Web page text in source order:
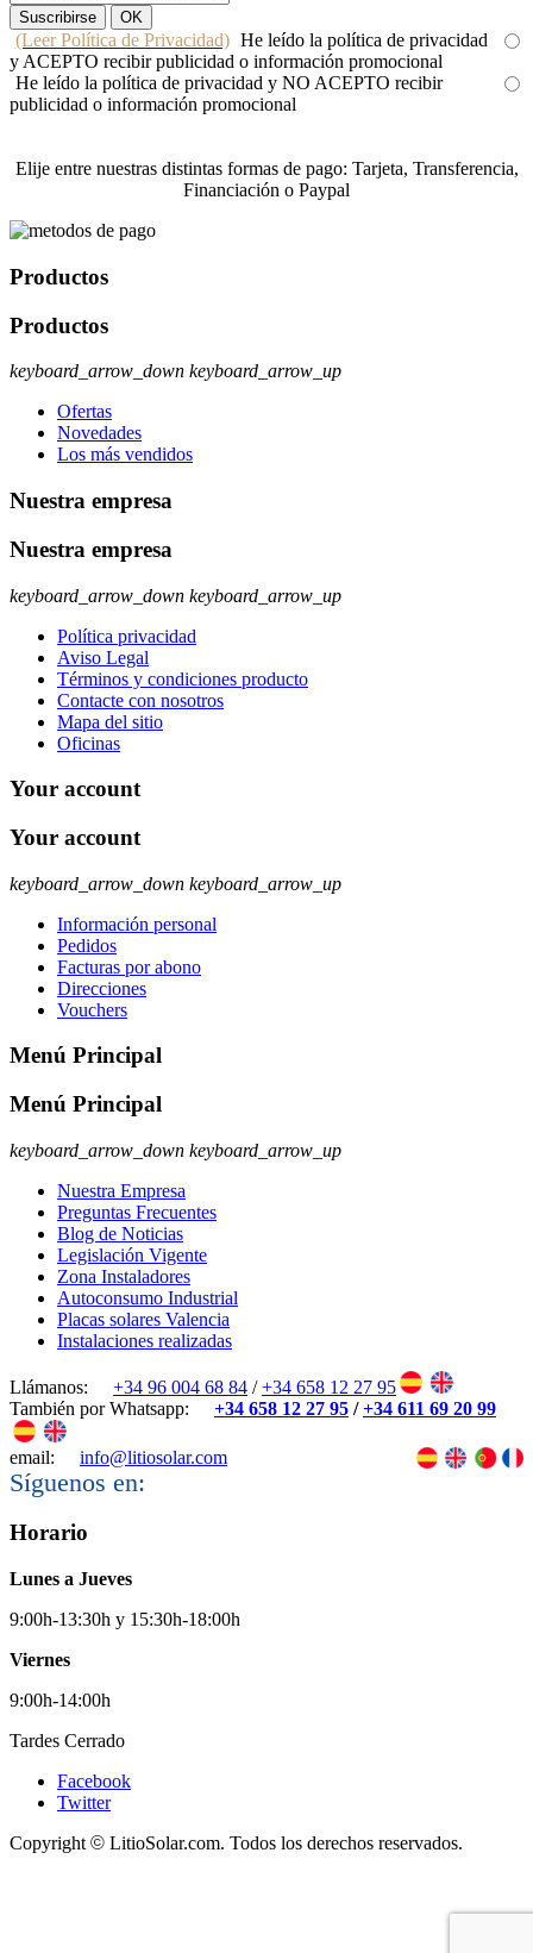
(Leer Política de Privacidad) He leído la política de privacidad
y ACEPTO recibir publicidad o información promocional
He leído la política de privacidad y NO ACEPTO recibir
publicidad o información promocional
Elije entre nuestras distintas formas de pago: Tarjeta, Transferencia,
Financiación o Paypal
Productos
Productos
keyboard_arrow_down keyboard_arrow_up
Ofertas
Novedades
Los más vendidos
Nuestra empresa
Nuestra empresa
keyboard_arrow_down keyboard_arrow_up
Política privacidad
Aviso Legal
Términos y condiciones producto
Contacte con nosotros
Mapa del sitio
Oficinas
Your account
Your account
keyboard_arrow_down keyboard_arrow_up
Información personal
Pedidos
Facturas por abono
Direcciones
Vouchers
Menú Principal
Menú Principal
keyboard_arrow_down keyboard_arrow_up
Nuestra Empresa
Preguntas Frecuentes
Blog de Noticias
Legislación Vigente
Zona Instaladores
Autoconsumo Industrial
Placas solares Valencia
Instalaciones realizadas
Llámanos: +34 96 004 68 84 /+34 658 12 27 95
También por Whatsapp:
+34 658 12 27 95 /+34 611 69 20 99
email: info@litiosolar.com
Síguenos en:
Horario
Lunes a Jueves
9:00h-13:30h y 15:30h-18:00h
Viernes
9:00h-14:00h
Tardes Cerrado
Facebook
Twitter
Copyright © LitioSolar.com. Todos los derechos reservados.